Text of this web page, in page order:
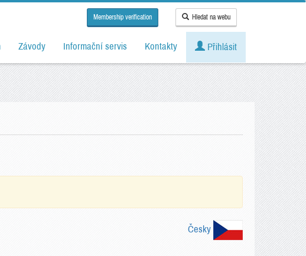
Membership verification Hledat na webu
Závody Informační servis Kontakty Přihlásit
Česky